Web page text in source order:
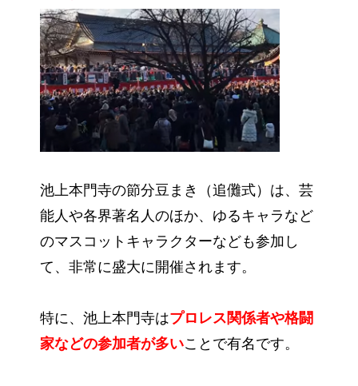
池上本門寺の節分豆まき（追儺式）は、芸
能人や各界著名人のほか、ゆるキャラなど
のマスコットキャラクターなども参加し
て、非常に盛大に開催されます。
特に、池上本門寺はプロレス関係者や格闘
家などの参加者が多いことで有名です。